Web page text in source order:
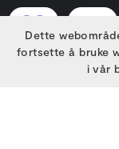
Dette
fortsette å bruke
i vår